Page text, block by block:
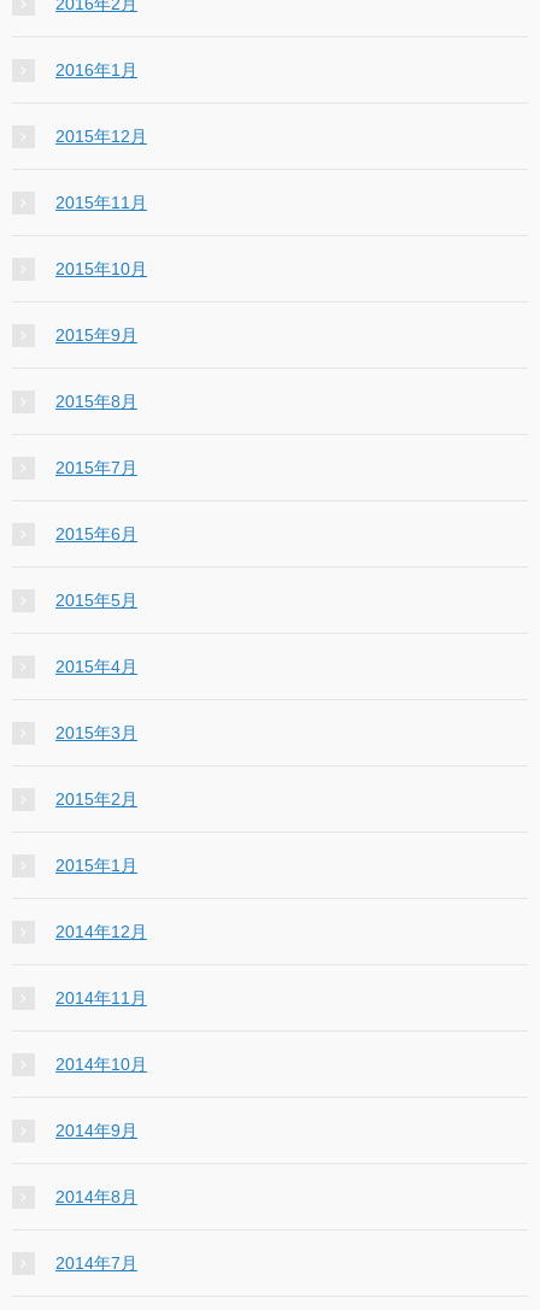
2016年1月
2015年12月
2015年11月
2015年10月
2015年9月
2015年8月
2015年7月
2015年6月
2015年5月
2015年4月
2015年3月
2015年2月
2015年1月
2014年12月
2014年11月
2014年10月
2014年9月
2014年8月
2014年7月